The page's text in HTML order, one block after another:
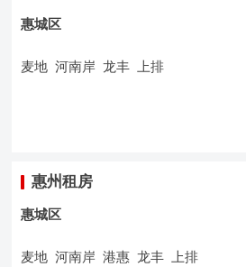
惠城区
麦地 河南岸 龙丰 上排
惠州租房
惠城区
麦地 河南岸 港惠 龙丰 上排